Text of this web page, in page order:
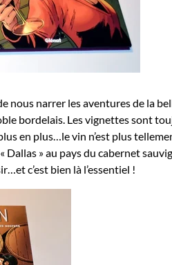
nous narrer les aventures de la
bordelais. Les vignettes sont
en plus…le vin n’est plus
» au pays du cabernet
c’est bien là l’essentiel !